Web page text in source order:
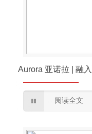
Aurora 亚诺拉 | 融
阅读全文